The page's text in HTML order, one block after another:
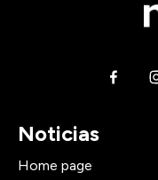
Noticias
Home page